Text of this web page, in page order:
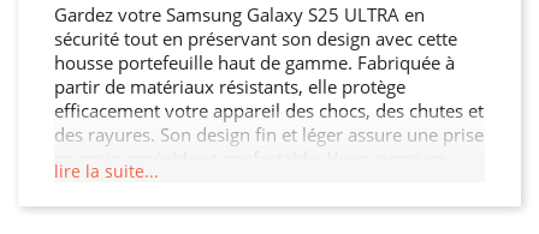
Gardez votre Samsung Galaxy S25 ULTRA en
sécurité tout en préservant son design avec cette
housse portefeuille haut de gamme. Fabriquée à
partir de matériaux résistants, elle protège
efficacement votre appareil des chocs, des chutes et
des rayures. Son design fin et léger assure une prise
en main agréable et confortable. Vous aurez un
accès facile à tous les ports et boutons de votre
Samsung Galaxy S25 ULTRA grâce à sa découpe
lire la suite...